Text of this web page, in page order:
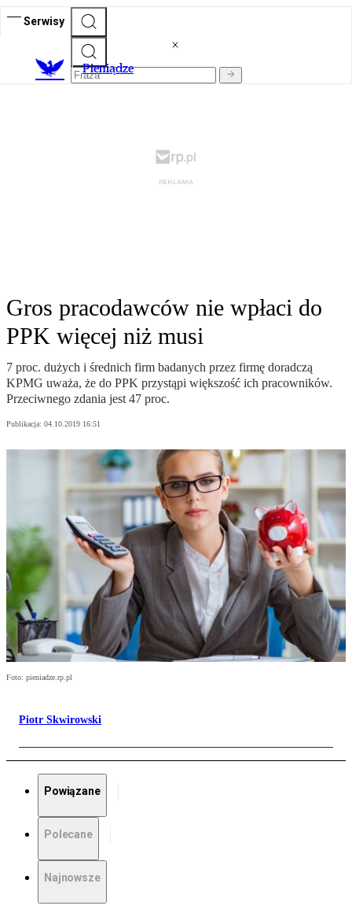
Serwisy
Pieniądze
Gros pracodawców nie wpłaci do
PPK więcej niż musi
7 proc. dużych i średnich firm badanych przez firmę doradczą
KPMG uważa, że do PPK przystąpi większość ich pracowników.
Przeciwnego zdania jest 47 proc.
Publikacja: 04.10.2019 16:51
Foto: pieniadze.rp.pl
Piotr Skwirowski
Powiązane
Polecane
Najnowsze